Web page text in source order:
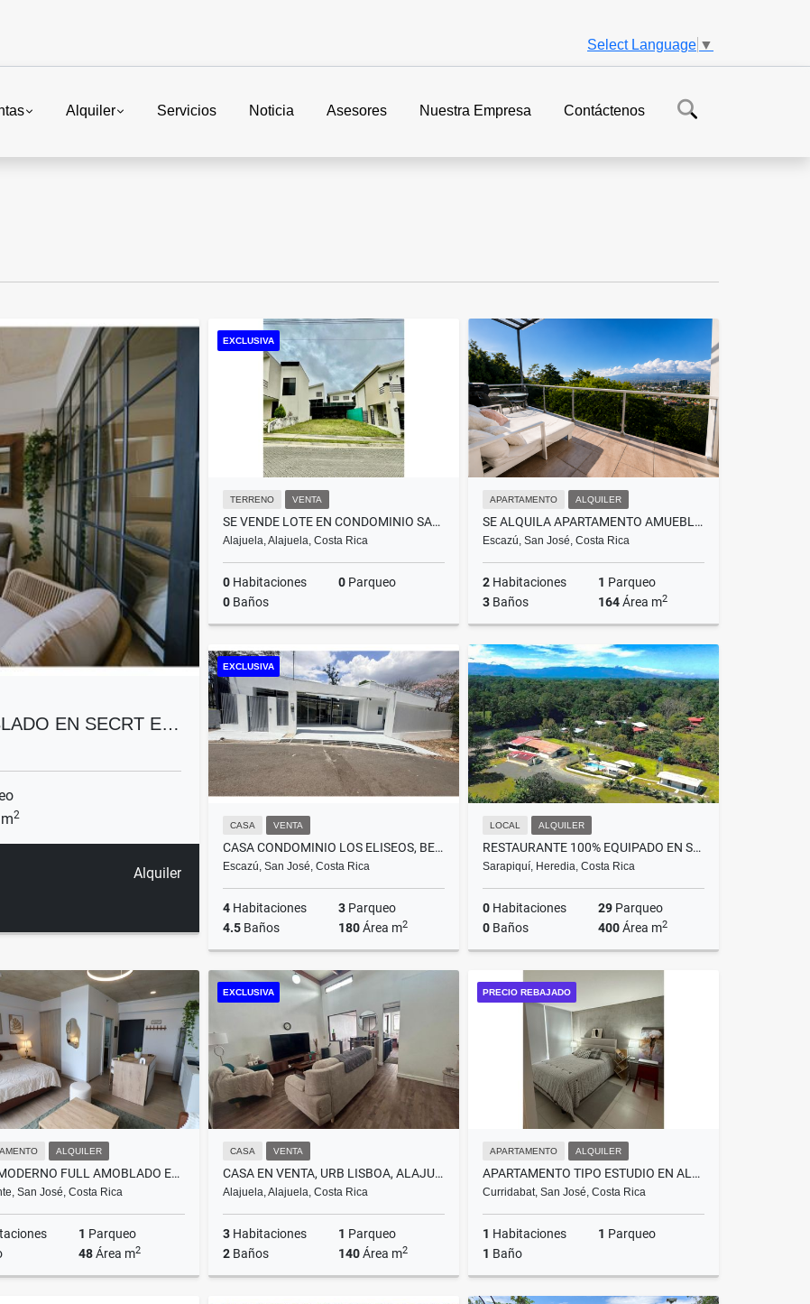
Select Language ▼
Alquiler Servicios Noticia Asesores Nuestra Empresa Contáctenos
EN SECRT E…
2
Alquiler
EXCLUSIVA
TERRENO VENTA
SE VENDE LOTE EN CONDOMINIO SANTA RITA DE ALAJUELA
Alajuela, Alajuela, Costa Rica
0 Habitaciones 0 Parqueo
0 Baños
Venta
₡27.000.000
APARTAMENTO ALQUILER
SE ALQUILA APARTAMENTO AMUEBLADO ESPECTACULAR VISTA SAN RAFAEL ESCAZÚ
Escazú, San José, Costa Rica
2 Habitaciones 1 Parqueo
3 Baños 164Área m2
Alquiler
US$1,950
EXCLUSIVA
CASA VENTA
CASA CONDOMINIO LOS ELISEOS, BELLO HORIZONTE DE ESCAZÚ
Escazú, San José, Costa Rica
4 Habitaciones 3 Parqueo
4.5 Baños 180Área m2
US$289,000
LOCAL ALQUILER
RESTAURANTE 100% EQUIPADO EN SARAPIQUI
Sarapiquí, Heredia, Costa Rica
0 Habitaciones 29 Parqueo
0 Baños 400Área m2
ALQUILER
LOFT MODERNO FULL AMOBLADO EN SECRT ESCALANTE
San José, Costa Rica
1 Parqueo
48Área m2
EXCLUSIVA
CASA VENTA
CASA EN VENTA, URB LISBOA, ALAJUELA
Alajuela, Alajuela, Costa Rica
3 Habitaciones 1 Parqueo
2 Baños 140Área m2
PRECIO REBAJADO
APARTAMENTO ALQUILER
APARTAMENTO TIPO ESTUDIO EN ALQUILER PISO 7 – IFRESES
Curridabat, San José, Costa Rica
1 Habitaciones 1 Parqueo
1 Baño